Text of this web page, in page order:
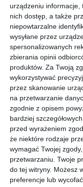
urządzeniu informacje,
nich dostęp, a także
niepowtarzalne
wysyłane przez
spersonalizowanych
zbierania opinii
produktów. Za Twoją
wykorzystywać
przez skanowanie
na przetwarzanie
zgodnie z opisem
bardziej
przed wyrażeniem
że niektóre rodzaje
wymagać Twojej
przetwarzaniu. Twoje
do tej witryny. Możesz
preferencje lub
Meble ogrodowe
stolik siedziska w
kolorze białym z
poduszkami